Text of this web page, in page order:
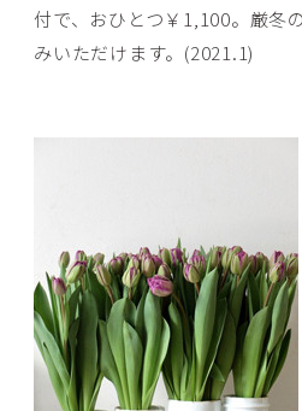
付で、おひとつ￥1,100。厳冬
みいただけます。(2021.1)